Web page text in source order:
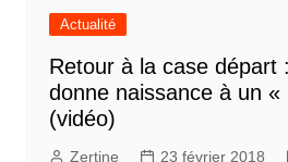
Actualité
Retour à la case départ
donne naissance à un «
(vidéo)
Zertine 23 février 2018